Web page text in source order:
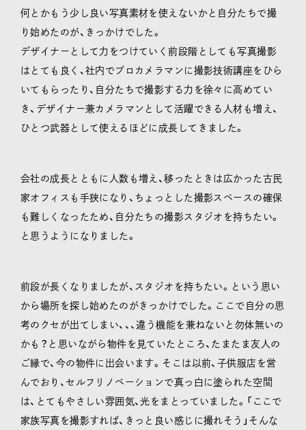
何とかもう少し良い写真素材を使えないかと自分たちで撮
り始めたのが、きっかけでした。
デザイナーとして力をつけていく前段階としても写真撮影
はとても良く、社内でプロカメラマンに撮影技術講座をひら
いてもらったり、自分たちで撮影する力を徐々に高めてい
き、デザイナー兼カメラマンとして活躍できる人材も増え、
ひとつ武器として使えるほどに成長してきました。
会社の成長とともに人数も増え、移ったときは広かった古民
家オフィスも手狭になり、ちょっとした撮影スペースの確保
も難しくなったため、自分たちの撮影スタジオを持ちたい。
と思うようになりました。
前段が長くなりましたが、スタジオを持ちたい。という思い
から場所を探し始めたのがきっかけでした。ここで自分の思
考のクセが出てしまい、、、違う機能を兼ねないと勿体無いの
かも？と思いながら物件を見ていたところ、たまたま友人の
ご縁で、今の物件に出会います。そこは以前、子供服店を営
んでおり、セルフリノベーションで真っ白に塗られた空間
は、とてもやさしい雰囲気、光をまとっていました。「ここで
家族写真を撮影すれば、きっと良い感じに撮れそう」そんな